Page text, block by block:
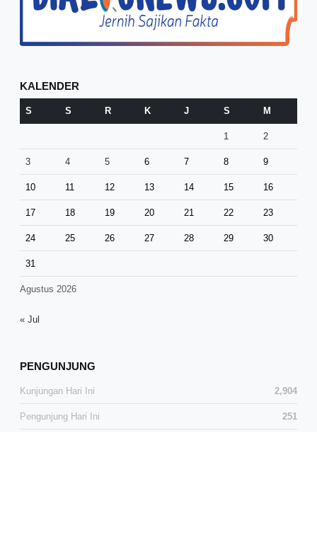
KALENDER
Agustus 2026
S S R K J S M
1 2
3 4 5 6 7 8 9
10 11 12 13 14 15 16
17 18 19 20 21 22 23
24 25 26 27 28 29 30
31
« Jul
PENGUNJUNG
Kunjungan Hari Ini 2,904
Pengunjung Hari Ini 251